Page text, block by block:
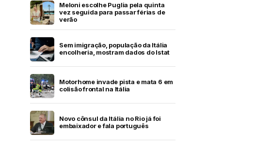
Meloni escolhe Puglia pela quinta
vez seguida para passar férias de
verão
Sem imigração, população da Itália
encolheria, mostram dados do Istat
Motorhome invade pista e mata 6 em
colisão frontal na Itália
Novo cônsul da Itália no Rio já foi
embaixador e fala português